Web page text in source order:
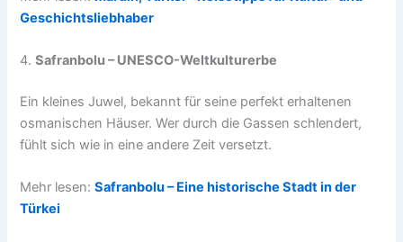
Geschichtsliebhaber
4.Safranbolu – UNESCO-Weltkulturerbe
Ein kleines Juwel, bekannt für seine perfekt erhaltenen
osmanischen Häuser. Wer durch die Gassen schlendert,
fühlt sich wie in eine andere Zeit versetzt.
Mehr lesen:Safranbolu – Eine historische Stadt in der
Türkei